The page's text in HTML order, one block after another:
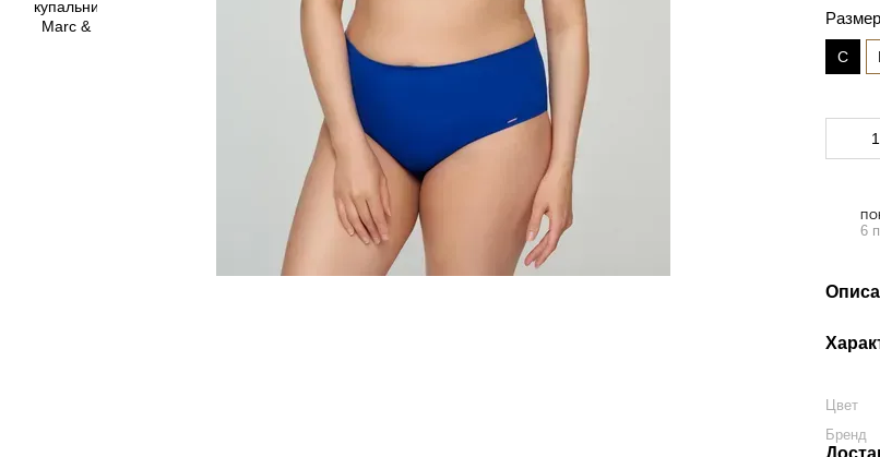
C
6
Цвет
Бренд